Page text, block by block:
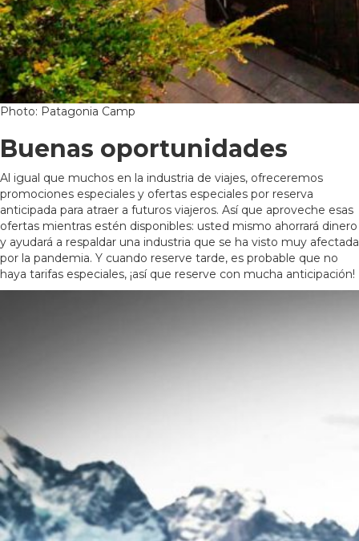
Photo: Patagonia Camp
Buenas oportunidades
Al igual que muchos en la industria de viajes, ofreceremos
promociones especiales y ofertas especiales por reserva
anticipada para atraer a futuros viajeros. Así que aproveche esas
ofertas mientras estén disponibles: usted mismo ahorrará dinero
y ayudará a respaldar una industria que se ha visto muy afectada
por la pandemia. Y cuando reserve tarde, es probable que no
haya tarifas especiales, ¡así que reserve con mucha anticipación!